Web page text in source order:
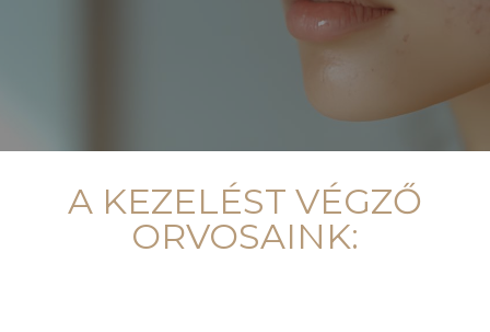
A KEZELÉST VÉGZŐ
ORVOSAINK: